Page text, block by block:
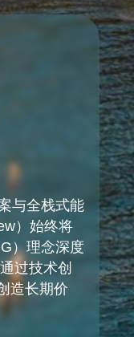
与全栈式能
）始终将
）理念深度
过技术创
造长期价